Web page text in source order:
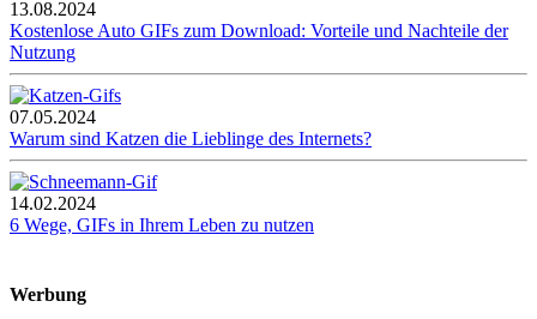
13.08.2024
Kostenlose Auto GIFs zum Download: Vorteile und Nachteile der
Nutzung
07.05.2024
Warum sind Katzen die Lieblinge des Internets?
14.02.2024
6 Wege, GIFs in Ihrem Leben zu nutzen
Werbung